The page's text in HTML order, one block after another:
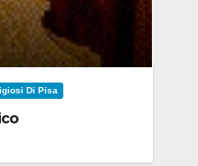
Di Pisa